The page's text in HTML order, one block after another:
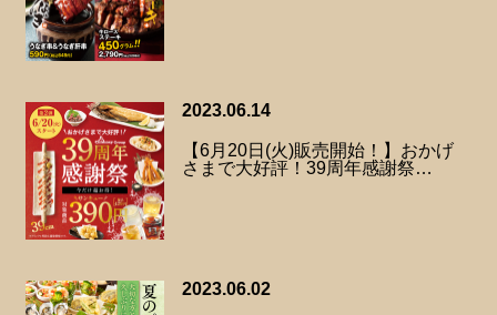
2023.06.14
【6月20日(火)販売開始！】おかげ
さまで大好評！39周年感謝祭…
2023.06.02